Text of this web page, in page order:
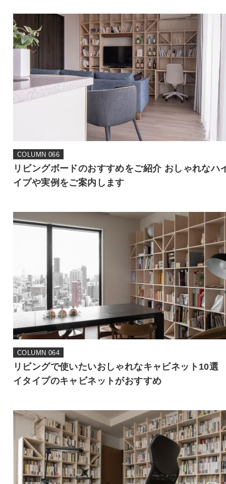
COLUMN 066
リビングボードのおすすめをご紹介 おしゃれなハ
イプや実例をご案内します
COLUMN 064
リビングで使いたいおしゃれなキャビネット10
イタイプのキャビネットがおすすめ